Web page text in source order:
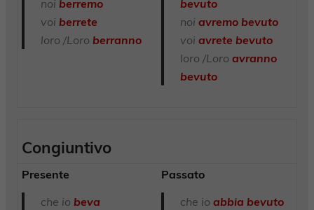
noi berremo
voi berrete
loro /Loro berranno
bevuto
noi avremo bevuto
voi avrete bevuto
loro /Loro avranno
bevuto
Congiuntivo
Presente
che io beva
Passato
che io abbia bevuto